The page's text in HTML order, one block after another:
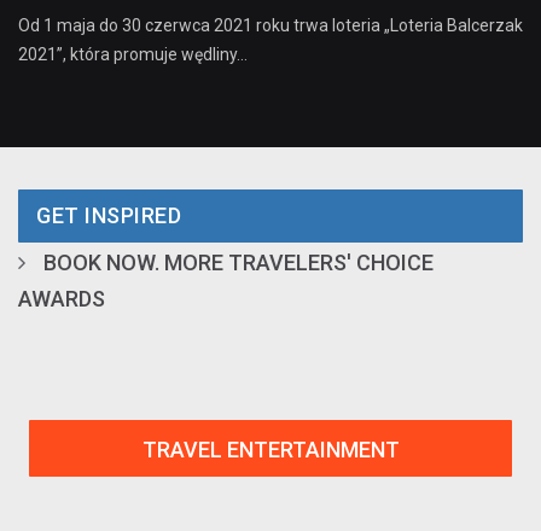
Od 1 maja do 30 czerwca 2021 roku trwa loteria „Loteria Balcerzak
2021”, która promuje wędliny…
GET INSPIRED
BOOK NOW. MORE TRAVELERS' CHOICE
AWARDS
TRAVEL ENTERTAINMENT